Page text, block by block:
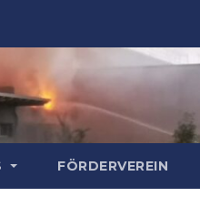
FÖRDERVEREIN